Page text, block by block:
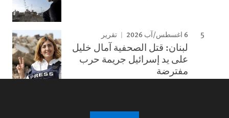
6 اغسطس/آب 2026 تقرير
لبنان: قتل الصحفية آمال خليل
على يد إسرائيل جريمة حرب
مفترضة